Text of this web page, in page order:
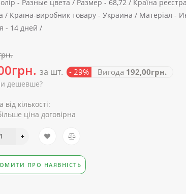
- Разные цвета / Размер - 68,72 / Країна
/ Країна-виробник товару - Украина / Матеріал -
- 14 дней /
за шт. - 29% Вигода 192,00грн.
дешевше?
кількості:
ціна договірна
ПРО НАЯВНІСТЬ